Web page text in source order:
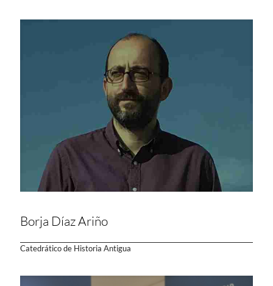
Borja Díaz Ariño
Catedrático de Historia Antigua